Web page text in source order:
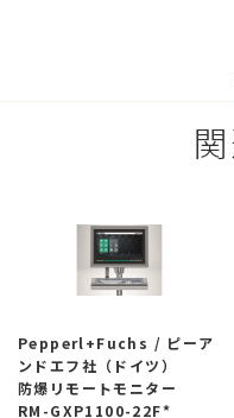
Pepperl+Fuchs / ピーア
ンドエフ社（ドイツ）
防爆リモートモニター
RM-GXP1100-22F*